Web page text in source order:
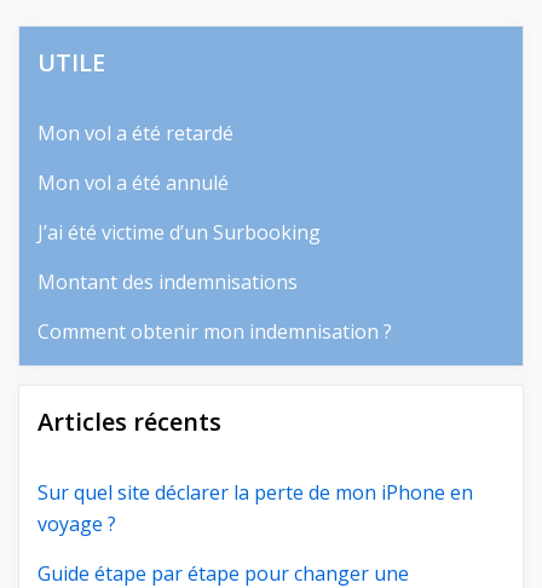
UTILE
Mon vol a été retardé
Mon vol a été annulé
J’ai été victime d’un Surbooking
Montant des indemnisations
Comment obtenir mon indemnisation ?
Articles récents
Sur quel site déclarer la perte de mon iPhone en
voyage ?
Guide étape par étape pour changer une